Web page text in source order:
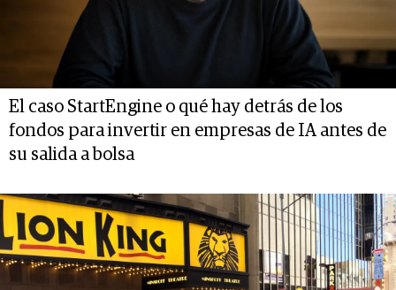
El caso StartEngine o qué hay detrás de los
fondos para invertir en empresas de IA antes de
su salida a bolsa